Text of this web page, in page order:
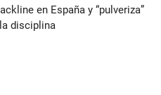
en España y “pulveriza”
disciplina